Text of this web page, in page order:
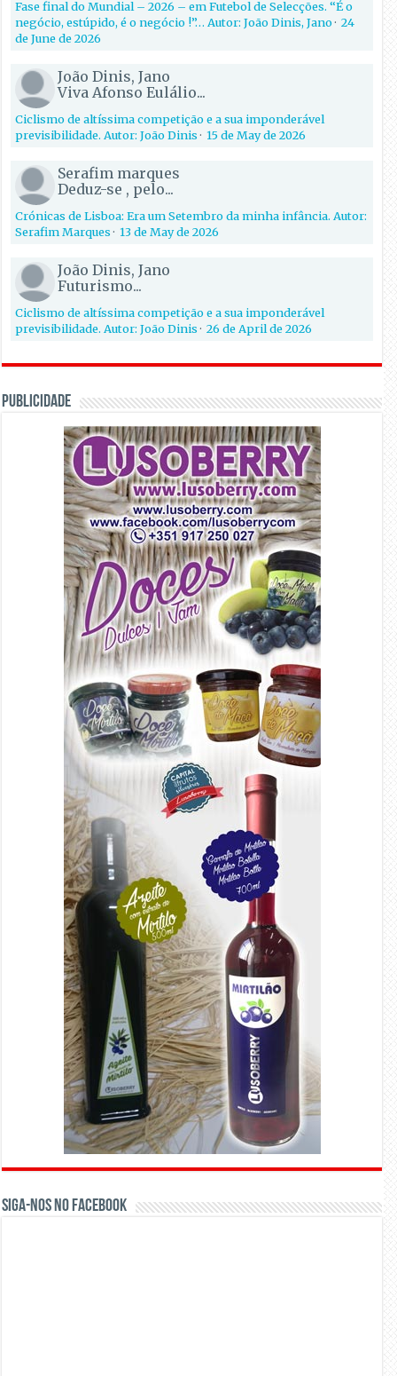
Fase final do Mundial – 2026 – em Futebol de Selecções. “É o
negócio, estúpido, é o negócio !”… Autor: João Dinis, Jano·24
de June de 2026
João Dinis, Jano
Viva Afonso Eulálio...
Ciclismo de altíssima competição e a sua imponderável
previsibilidade. Autor: João Dinis·15 de May de 2026
Serafim marques
Deduz-se , pelo...
Crónicas de Lisboa: Era um Setembro da minha infância. Autor:
Serafim Marques·13 de May de 2026
João Dinis, Jano
Futurismo...
Ciclismo de altíssima competição e a sua imponderável
previsibilidade. Autor: João Dinis·26 de April de 2026
PUBLICIDADE
Siga-nos no Facebook